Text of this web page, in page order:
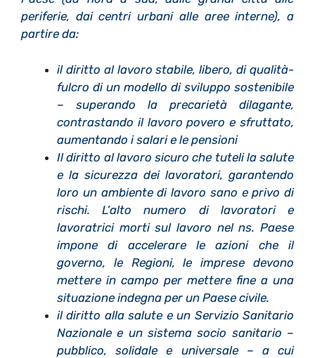
periferie, dai centri urbani alle aree interne), a
partire da:
il diritto al lavoro stabile, libero, di qualità-
fulcro di un modello di sviluppo sostenibile
– superando la precarietà dilagante,
contrastando il lavoro povero e sfruttato,
aumentando i salari e le pensioni
Il diritto al lavoro sicuro che tuteli la salute
e la sicurezza dei lavoratori, garantendo
loro un ambiente di lavoro sano e privo di
rischi. L’alto numero di lavoratori e
lavoratrici morti sul lavoro nel ns. Paese
impone di accelerare le azioni che il
governo, le Regioni, le imprese devono
mettere in campo per mettere fine a una
situazione indegna per un Paese civile.
il diritto alla salute e un Servizio Sanitario
Nazionale e un sistema socio sanitario –
pubblico, solidale e universale – a cui